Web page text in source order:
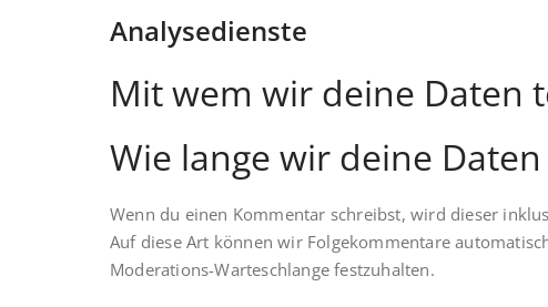
Analysedienste
Mit wem wir deine Daten
Wie lange wir deine
Wenn du einen Kommentar schreibst, wird dieser
Auf diese Art können wir Folgekommentare
Moderations-Warteschlange festzuhalten.